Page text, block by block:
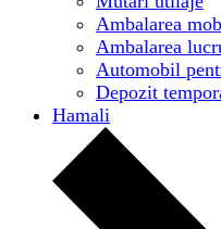
Ambalarea
Ambalarea
Automobil
Depozit
Hamali